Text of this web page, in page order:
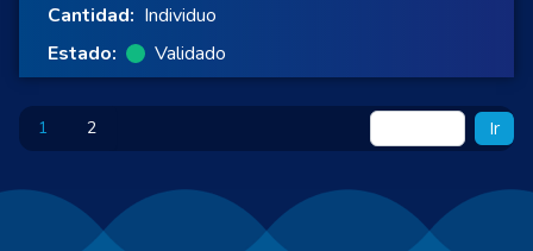
Cantidad: Individuo
Estado:
Validado
1 2 Ir